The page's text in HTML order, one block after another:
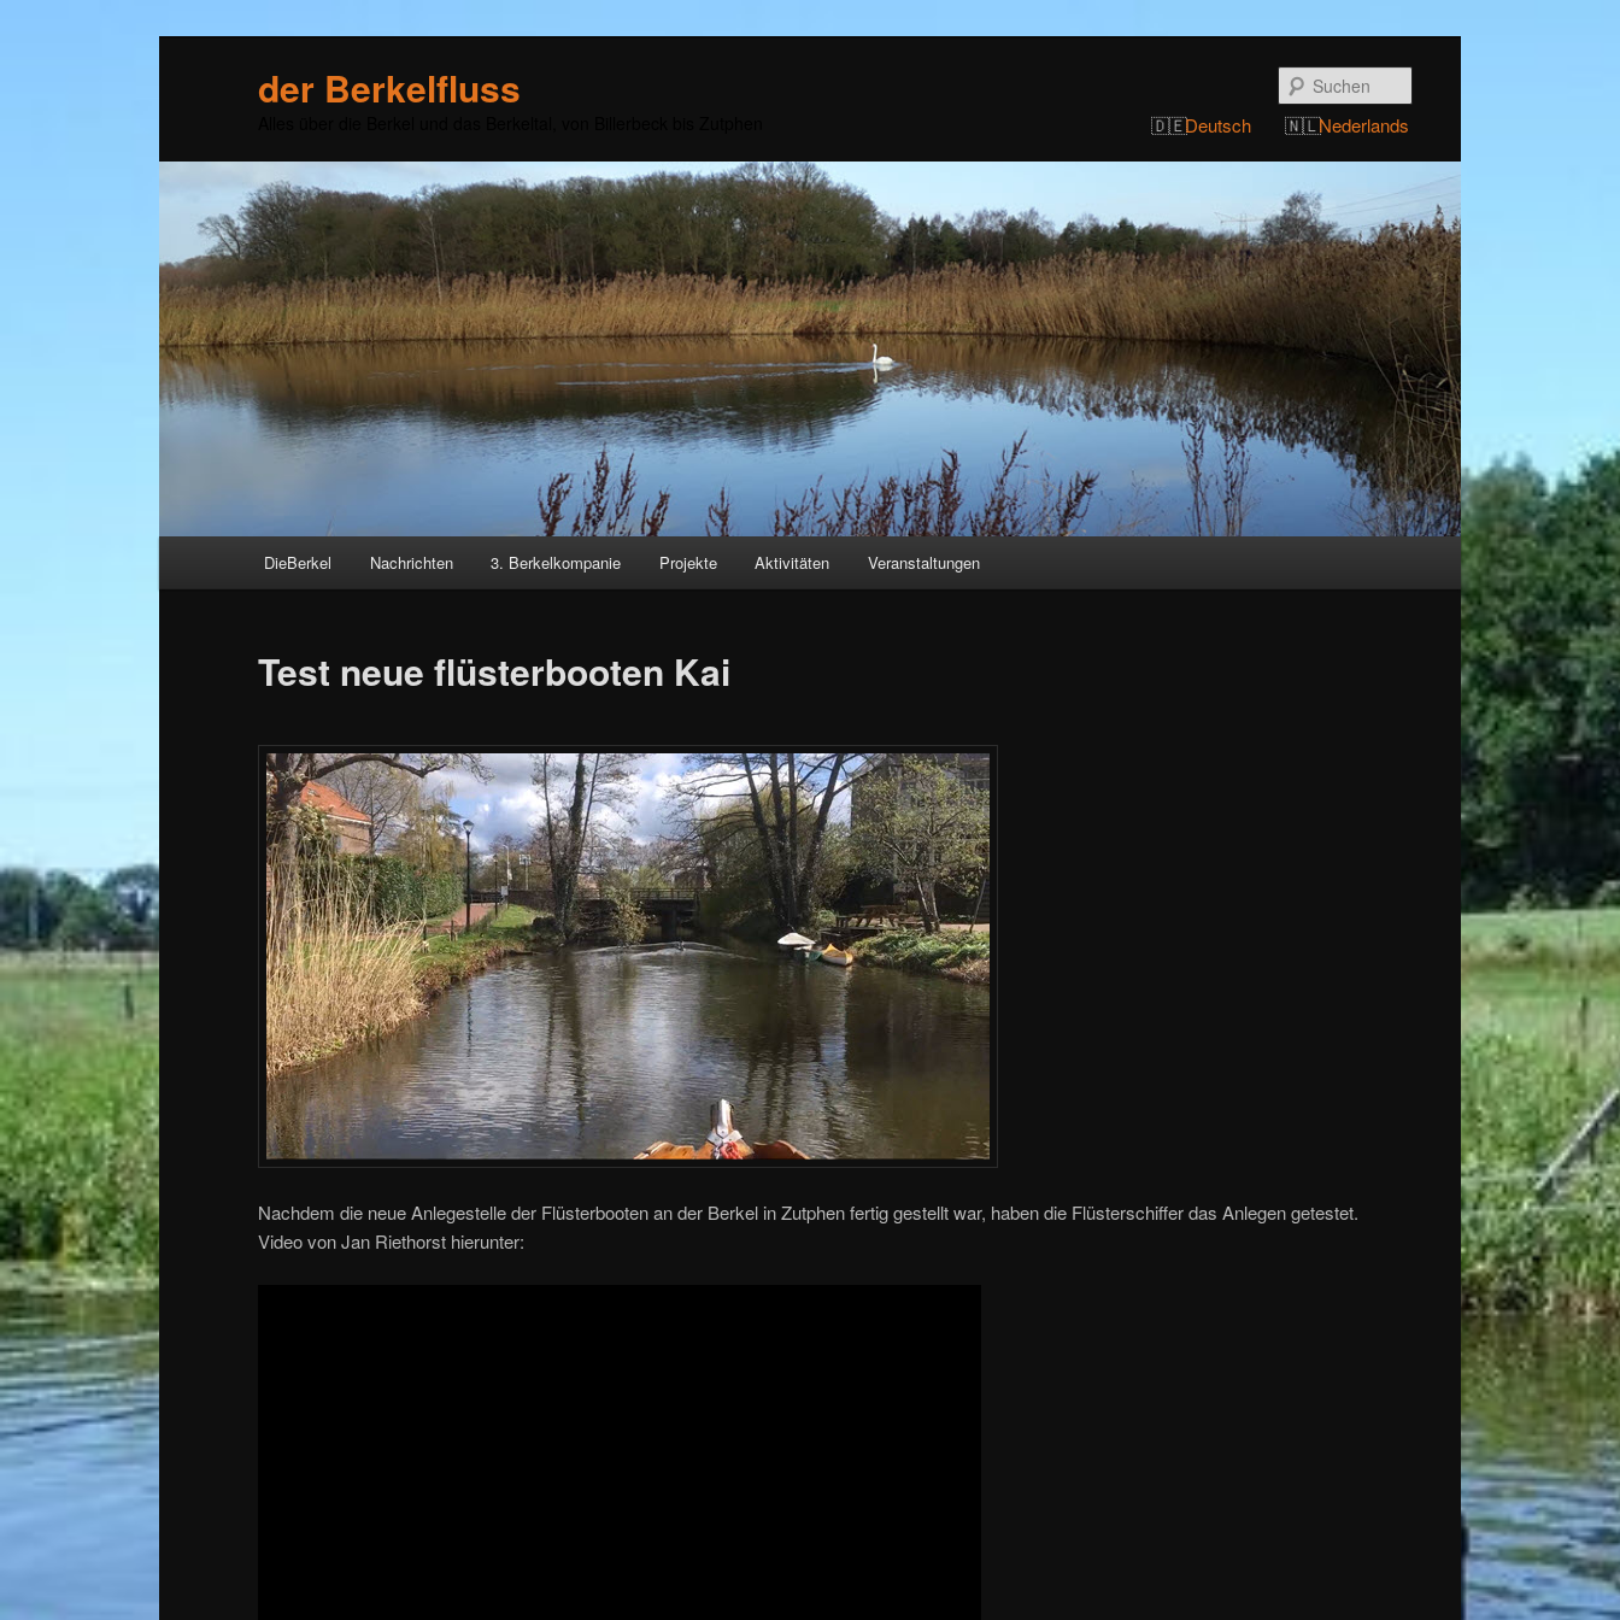
der Berkelfluss
Deutsch Nederlands
Zum
Inhalt
springen
DieBerkel Nachrichten 3. Berkelkompanie Projekte Aktivitäten Veranstaltungen
Test neue flüsterbooten Kai
Nachdem die neue Anlegestelle der Flüsterbooten an der Berkel in Zutphen fertig gestellt war, haben die Flüsterschiffer das Anlegen getestet.
Video von Jan Riethorst hierunter: